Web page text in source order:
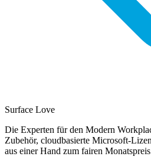
Surface Love
Die Experten für den Modern
Zubehör, cloudbasierte Microsoft-
aus einer Hand zum fairen